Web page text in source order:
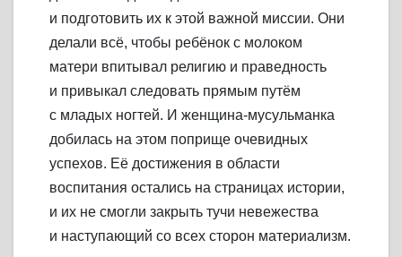
и подготовить их к этой важной миссии. Они
делали всё, чтобы ребёнок с молоком
матери впитывал религию и праведность
и привыкал следовать прямым путём
с младых ногтей. И женщина-мусульманка
добилась на этом поприще очевидных
успехов. Её достижения в области
воспитания остались на страницах истории,
и их не смогли закрыть тучи невежества
и наступающий со всех сторон материализм.